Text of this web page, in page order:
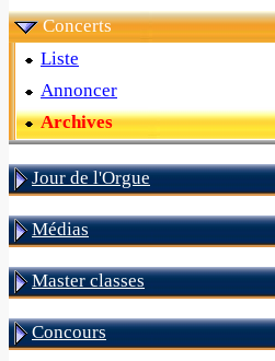
Concerts
Liste
Annoncer
Archives
Jour de l'Orgue
Médias
Master classes
Concours